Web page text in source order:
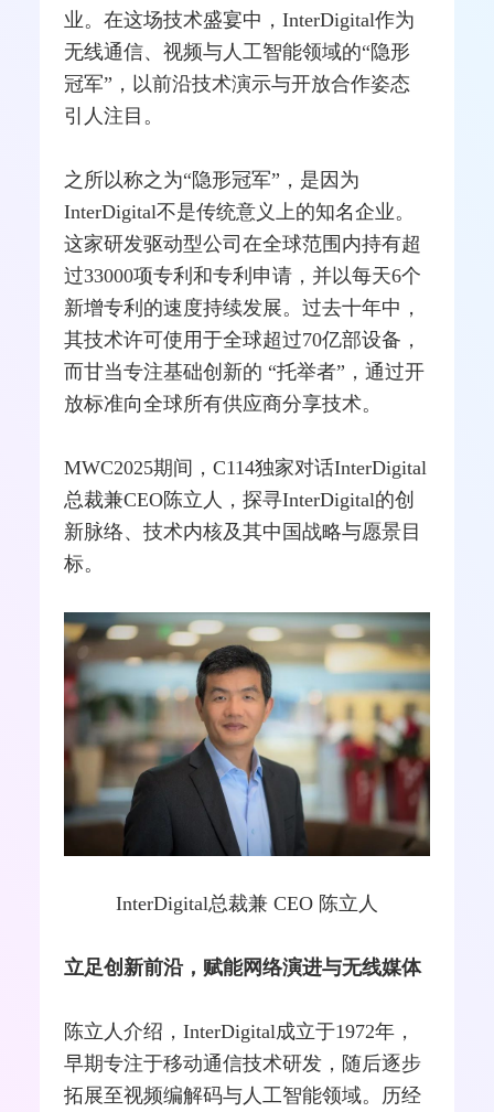
业。在这场技术盛宴中，InterDigital作为
无线通信、视频与人工智能领域的“隐形
冠军”，以前沿技术演示与开放合作姿态
引人注目。
之所以称之为“隐形冠军”，是因为
InterDigital不是传统意义上的知名企业。
这家研发驱动型公司在全球范围内持有超
过33000项专利和专利申请，并以每天6个
新增专利的速度持续发展。过去十年中，
其技术许可使用于全球超过70亿部设备，
而甘当专注基础创新的 “托举者”，通过开
放标准向全球所有供应商分享技术。
MWC2025期间，C114独家对话InterDigital
总裁兼CEO陈立人，探寻InterDigital的创
新脉络、技术内核及其中国战略与愿景目
标。
InterDigital总裁兼 CEO 陈立人
立足创新前沿，赋能网络演进与无线媒体
陈立人介绍，InterDigital成立于1972年，
早期专注于移动通信技术研发，随后逐步
拓展至视频编解码与人工智能领域。历经